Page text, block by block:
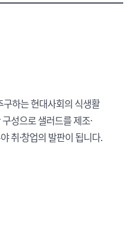
하는 현대사회의 식생활
성으로 샐러드를 제조·
취·창업의 발판이 됩니다.